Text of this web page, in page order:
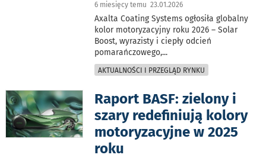
6 miesięcy temu 23.01.2026
Axalta Coating Systems ogłosiła globalny
kolor motoryzacyjny roku 2026 – Solar
Boost, wyrazisty i ciepły odcień
pomarańczowego,...
AKTUALNOŚCI I PRZEGLĄD RYNKU
Raport BASF: zielony i
szary redefiniują kolory
motoryzacyjne w 2025
roku